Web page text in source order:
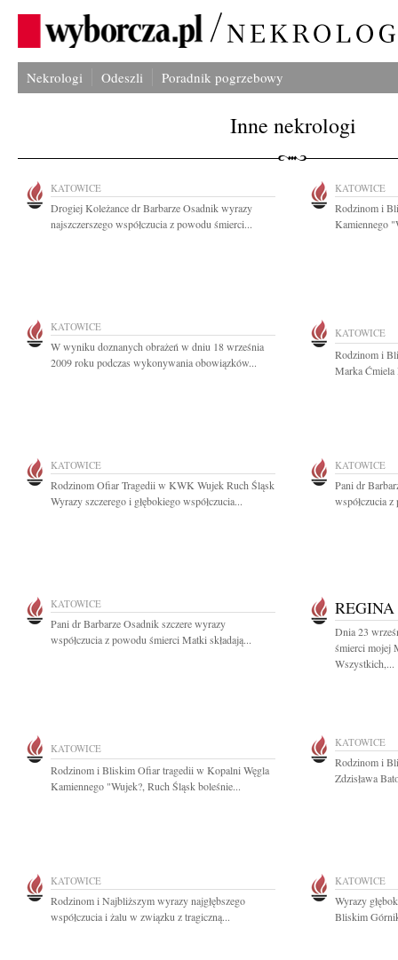
Nekrologi Odeszli Poradnik pogrzebowy
Inne nekrologi
KATOWICE
Drogiej Koleżance dr Barbarze Osadnik wyrazy
najszczerszego współczucia z powodu śmierci...
KATOWICE
Rodzinom i
Kamiennego
KATOWICE
W wyniku doznanych obrażeń w dniu 18 września
2009 roku podczas wykonywania obowiązków...
KATOWICE
Rodzinom i
Marka Ćmiela
KATOWICE
Rodzinom Ofiar Tragedii w KWK Wujek Ruch Śląsk
Wyrazy szczerego i głębokiego współczucia...
KATOWICE
Pani dr
współczucia
KATOWICE
Pani dr Barbarze Osadnik szczere wyrazy
współczucia z powodu śmierci Matki składają...
Dnia 23
śmierci mojej
Wszystkich,...
KATOWICE
Rodzinom i Bliskim Ofiar tragedii w Kopalni Węgla
Kamiennego "Wujek?, Ruch Śląsk boleśnie...
KATOWICE
Rodzinom i
Zdzisława
KATOWICE
Rodzinom i Najbliższym wyrazy najgłębszego
współczucia i żalu w związku z tragiczną...
KATOWICE
Wyrazy
Bliskim